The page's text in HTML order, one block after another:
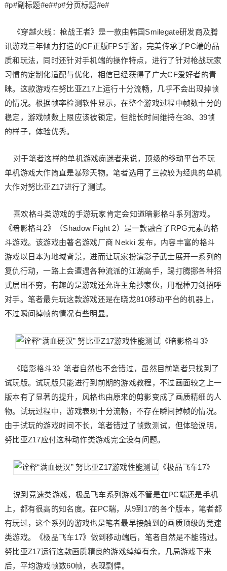
#p#副标题#e##p#分页标题#e#
《穿越火线：枪战王者》是一款由韩国Smilegate研发商及腾
讯游戏三年倾力打造的CF正版FPS手游，完美传承了PC端的品
质和玩法，同时还针对手机端的操作特点，进行了针对枪战玩家
习惯的定制化适配与优化，相信已经获得了广大CF爱好者的青
睐。这款游戏在努比亚Z17上运行十分流畅，几乎不会出现掉帧
的情况。根据帧率检测软件显示，在整个游戏过程中帧数十分的
稳定，游戏帧数上限应该被锁定，但能长时间维持在38、39帧
的样子，体验优秀。
对于笔者这样的单机游戏痴迷者来说，顶级的移动平台不玩
单机游戏大作简直是暴殄天物。笔者选用了三款较为经典的单机
大作对努比亚Z17进行了测试。
喜欢格斗类游戏的手游玩家肯定会知道暗影格斗系列游戏。
《暗影格斗2》（Shadow Fight 2）是一款融合了RPG元素的格
斗游戏。该游戏由著名游戏厂商 Nekki 发布，内容丰富的格斗
游戏以日本为地域背景，进而让玩家扮演影子武士展开一系列的
复仇行动，一路上会遭遇各种流派的江湖高手，踢打腾挪各种招
式层出不穷，有趣的是游戏还允许主角抄家伙，用棍棒刀剑招呼
对手。笔者最先玩这款游戏还是在晓龙810移动平台的机器上，
不过瞬间掉帧的情况有些明显。
《暗影格斗3》
《暗影格斗3》笔者自然也不会错过，虽然目前笔者只找到了
试玩版。试玩版只能进行到前期的游戏教程，不过画面较之上一
版本有了显著的提升，风格也由原来的剪影变成了画质精细的人
物。试玩过程中，游戏表现十分流畅，不存在瞬间掉帧的情况。
由于试玩的游戏时间不长，笔者错过了帧数测试，但体验说明，
努比亚Z17应付这种动作类游戏完全没有问题。
《极品飞车17》
说到竞速类游戏，极品飞车系列游戏不管是在PC端还是手机
上，都有很高的知名度。在PC端，从9到17的各个版本，笔者都
有玩过，这个系列的游戏也是笔者最早接触到的画质顶级的竞速
类游戏。《极品飞车17》做到移动端后，笔者自然是不能错过。
努比亚Z17运行这款画质精良的游戏绰绰有余，几局游戏下来
后，平均游戏帧数60帧，表现剽悍。